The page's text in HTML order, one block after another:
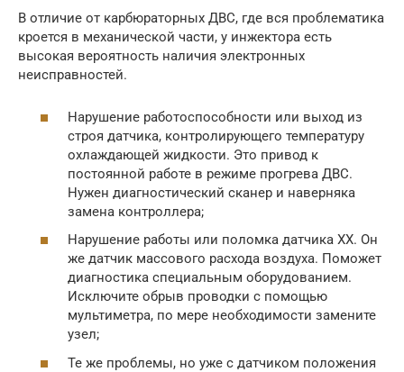
В отличие от карбюраторных ДВС, где вся проблематика
кроется в механической части, у инжектора есть
высокая вероятность наличия электронных
неисправностей.
Нарушение работоспособности или выход из
строя датчика, контролирующего температуру
охлаждающей жидкости. Это привод к
постоянной работе в режиме прогрева ДВС.
Нужен диагностический сканер и наверняка
замена контроллера;
Нарушение работы или поломка датчика ХХ. Он
же датчик массового расхода воздуха. Поможет
диагностика специальным оборудованием.
Исключите обрыв проводки с помощью
мультиметра, по мере необходимости замените
узел;
Те же проблемы, но уже с датчиком положения